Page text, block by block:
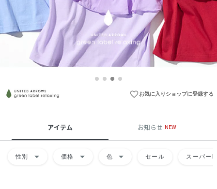
favorite_borderお気に入りショップに登録する
アイテム お知らせ NEW
性別 arrow_drop_down 価格 arrow_drop_down 色 arrow_drop_down セール スーパー